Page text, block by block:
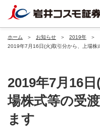
ホーム ＞ お知らせ ＞ 2019年
＞
2019年7月16日(火)取引分から、上場株
2019年7月16
場株式等の受
ます